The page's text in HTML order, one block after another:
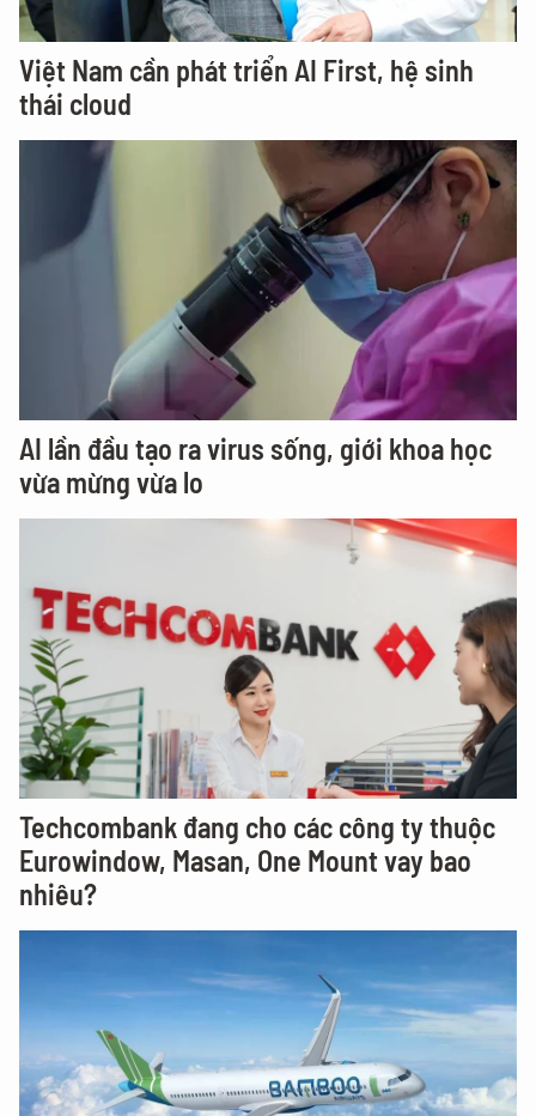
Việt Nam cần phát triển AI First, hệ sinh
thái cloud
AI lần đầu tạo ra virus sống, giới khoa học
vừa mừng vừa lo
Techcombank đang cho các công ty thuộc
Eurowindow, Masan, One Mount vay bao
nhiêu?